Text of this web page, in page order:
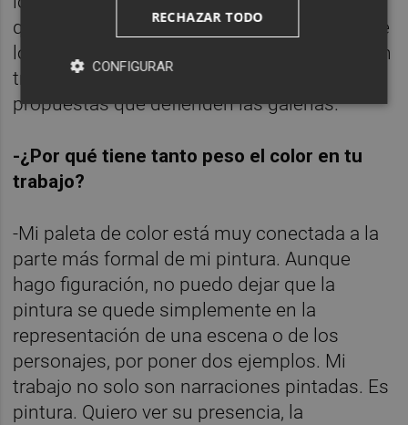
que mantener a largo plazo esa confianza de
los coleccionistas y esto se consigue con un
trabajo constante y honesto en las
propuestas que defienden las galerías.
-¿Por qué tiene tanto peso el color en tu
trabajo?
-Mi paleta de color está muy conectada a la
parte más formal de mi pintura. Aunque
hago figuración, no puedo dejar que la
pintura se quede simplemente en la
representación de una escena o de los
personajes, por poner dos ejemplos. Mi
trabajo no solo son narraciones pintadas. Es
pintura. Quiero ver su presencia, la
RECHAZAR TODO
CONFIGURAR